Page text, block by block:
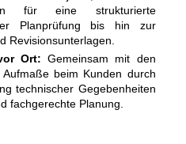
für eine strukturierte
Planprüfung bis hin zur
Revisionsunterlagen.
Ort: Gemeinsam mit den
beim Kunden durch
technischer Gegebenheiten
fachgerechte Planung.